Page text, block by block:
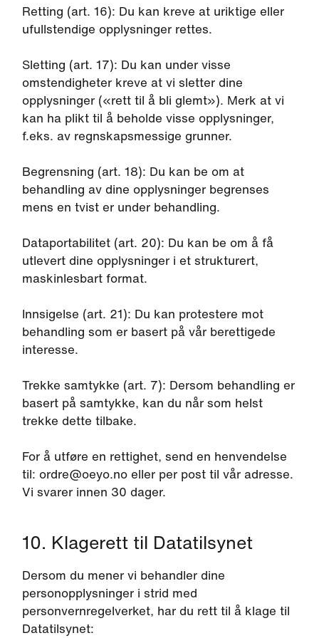
Retting (art. 16): Du kan kreve at uriktige eller
ufullstendige opplysninger rettes.
Sletting (art. 17): Du kan under visse
omstendigheter kreve at vi sletter dine
opplysninger («rett til å bli glemt»). Merk at vi
kan ha plikt til å beholde visse opplysninger,
f.eks. av regnskapsmessige grunner.
Begrensning (art. 18): Du kan be om at
behandling av dine opplysninger begrenses
mens en tvist er under behandling.
Dataportabilitet (art. 20): Du kan be om å få
utlevert dine opplysninger i et strukturert,
maskinlesbart format.
Innsigelse (art. 21): Du kan protestere mot
behandling som er basert på vår berettigede
interesse.
Trekke samtykke (art. 7): Dersom behandling er
basert på samtykke, kan du når som helst
trekke dette tilbake.
For å utføre en rettighet, send en henvendelse
til: ordre@oeyo.no eller per post til vår adresse.
Vi svarer innen 30 dager.
10. Klagerett til Datatilsynet
Dersom du mener vi behandler dine
personopplysninger i strid med
personvernregelverket, har du rett til å klage til
Datatilsynet: